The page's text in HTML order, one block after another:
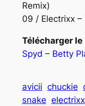
Remix)
09 / Electrixx –
Télécharger le
Spyd – Betty
avicii chuckie
snake electrixx